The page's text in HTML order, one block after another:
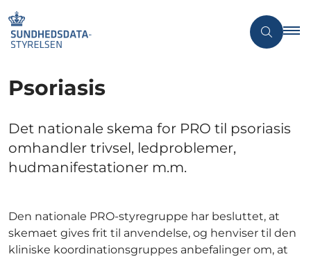
Psoriasis
Det nationale skema for PRO til psoriasis
omhandler trivsel, ledproblemer,
hudmanifestationer m.m.
Den nationale PRO-styregruppe har besluttet, at
skemaet gives frit til anvendelse, og henviser til den
kliniske koordinationsgruppes anbefalinger om, at